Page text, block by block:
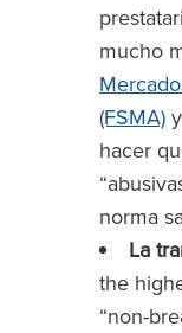
mucho
(FSMA) y
hacer
norma
La
the
“non-